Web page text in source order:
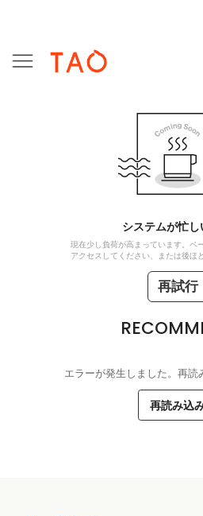
システムが忙し
現在少し負荷が高まっています。ペ
アクセスしてください、または後ほ
再試行
エラーが発生しました。再読
再読み込